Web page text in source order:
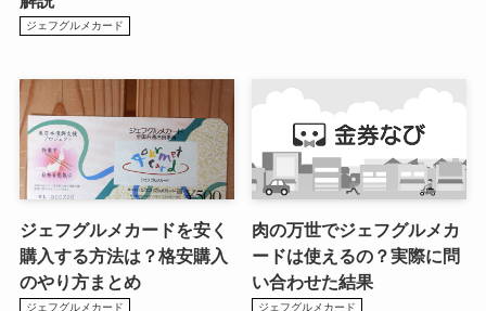
ジェフグルメカード
ジェフグルメカードを安く
購入する方法は？格安購入
のやり方まとめ
ジェフグルメカード
肉の万世でジェフグルメカ
ードは使えるの？実際に問
い合わせた結果
ジェフグルメカード